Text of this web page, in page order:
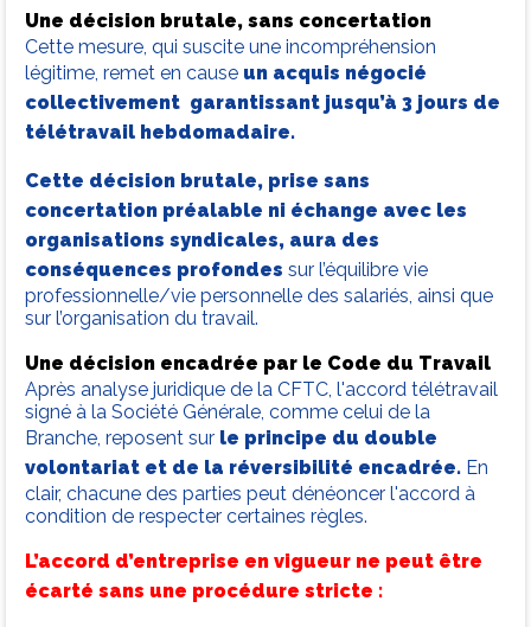
Une décision brutale, sans concertation
Cette mesure, qui suscite une incompréhension
légitime, remet en cause un acquis négocié
collectivement garantissant jusqu’à 3 jours de
télétravail hebdomadaire.
Cette décision brutale, prise sans
concertation préalable ni échange avec les
organisations syndicales, aura des
conséquences profondes sur l’équilibre vie
professionnelle/vie personnelle des salariés, ainsi que
sur l’organisation du travail.
Une décision encadrée par le Code du Travail
Après analyse juridique de la CFTC, l'accord télétravail
signé à la Société Générale, comme celui de la
Branche, reposent sur le principe du double
volontariat et de la réversibilité encadrée. En
clair, chacune des parties peut dénéoncer l'accord à
condition de respecter certaines règles.
L’accord d’entreprise en vigueur ne peut être
écarté sans une procédure stricte :